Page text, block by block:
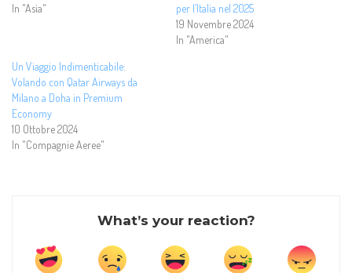
In "Asia"
per l’Italia nel 2025
19 Novembre 2024
In "America"
Un Viaggio Indimenticabile:
Volando con Qatar Airways da
Milano a Doha in Premium
Economy
10 Ottobre 2024
In "Compagnie Aeree"
What’s your reaction?